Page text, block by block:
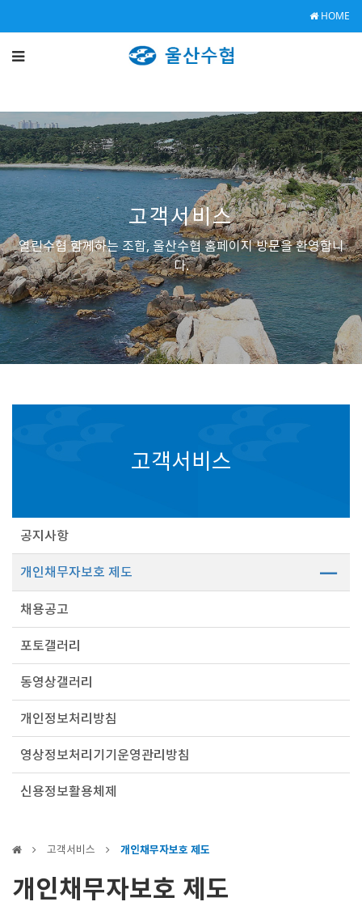
HOME
고객서비스
열린수협 함께하는 조합, 울산수협 홈페이지 방문을 환영합니
다.
고객서비스
공지사항
개인채무자보호 제도
채용공고
포토갤러리
동영상갤러리
개인정보처리방침
영상정보처리기기운영관리방침
신용정보활용체제
고객서비스 개인채무자보호 제도
개인채무자보호 제도